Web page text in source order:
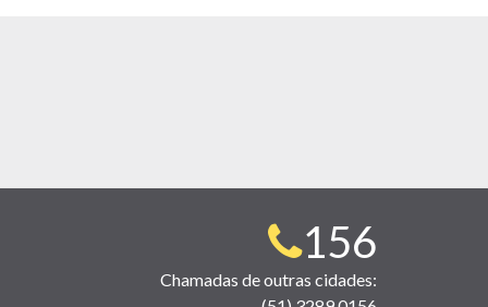
Telefone
para
156
Chamadas de outras cidades: